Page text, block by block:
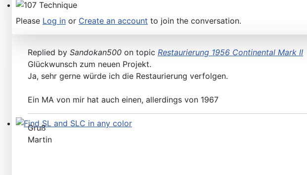
107 Technique
Find SL and SLC in any color
Please Log in or Create an account to join the conversation.
Replied by Sandokan500 on topic Restaurierung 1956 Continental Mark II
Glückwunsch zum neuen Projekt.
Ja, sehr gerne würde ich die Restaurierung verfolgen.
Ein MA von mir hat auch einen, allerdings von 1967
Gruß
Martin